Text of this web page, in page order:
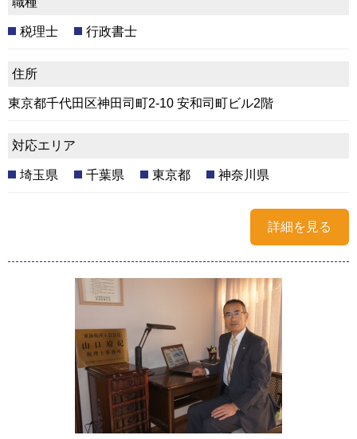
税理士 行政書士
住所
東京都千代田区神田司町2-10 安和司町ビル2階
対応エリア
埼玉県 千葉県 東京都 神奈川県
詳細を見る